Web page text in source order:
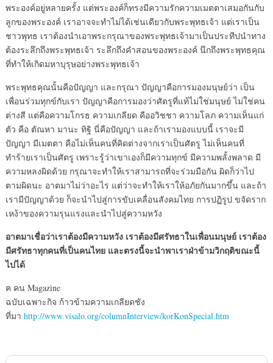
พระองค์อยู่หลายครั้ง แต่พระองค์ก็ทรงมีความรักความเมตตาเสมอกันกับ
ลูกของพระองค์ เราอาจจะทำไม่ได้เช่นเดียวกับพระพุทธเจ้า แต่เราเป็น
ชาวพุทธ เราต้องนำเอาพระกรุณาของพระพุทธเจ้ามาเป็นประทีปนำทาง
ต้องระลึกถึงพระพุทธเจ้า ระลึกถึงคำสอนของพระองค์ นึกถึงพระพุทธคุณ
ที่ทำให้เกิดมหาบุรุษอย่างพระพุทธเจ้า
พระพุทธคุณนั้นคือปัญญา และกรุณา ปัญญาคือการมองมนุษย์ว่า เป็น
เพื่อนร่วมทุกข์กับเรา ปัญญาคือการมองว่าศัตรูที่แท้ไม่ใช่มนุษย์ ไม่ใช่คน
ต่างสี แต่คือความโกรธ ความเกลียด คืออวิชชา ความโลภ ความเห็นแก่
ตัว คือ ตัณหา มานะ ทิฐิ นี่คือปัญญา และถ้าเรามองแบบนี้ เราจะมี
ปัญญา มีเมตตา คือไม่เห็นคนที่คิดต่างจากเราเป็นศัตรู ไม่เห็นคนที่
ทำร้ายเราเป็นศัตรู เพราะรู้ว่าเขาเองก็มีความทุกข์ มีความพลั้งพลาด มี
ความหลงผิดด้วย กรุณาจะทำให้เราสามารถที่จะร่วมมือกัน ผิดก็ว่าไป
ตามผิดนะ อาตมาไม่ว่าอะไร แต่ว่าจะทำให้เราให้อภัยกันมากขึ้น และถ้า
เรามีปัญญาด้วย ก็จะนำไปสู่การขับเคลื่อนสังคมไทย การปฏิรูป ขจัดราก
เหง้าของความรุนแรงและนำไปสู่ความหวัง
อาตมาเชื่อว่าเราต้องมีความหวัง เราต้องมีศรัทธาในเพื่อนมนุษย์ เราต้อง
มีศรัทธาทุกคนที่เป็นคนไทย และตรงนี้จะนำพาเราฝ่าข้ามวิกฤติขณะนี้
ไปได้
ฅ คน Magazine
ฉบับเฉพาะกิจ ก้าวข้ามความเกลียดชัง
ที่มา http://www.visalo.org/columnInterview/korKonSpecial.htm